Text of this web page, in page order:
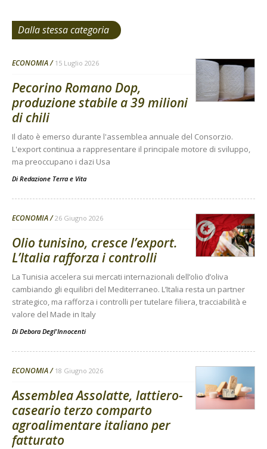
Dalla stessa categoria
ECONOMIA 15 Luglio 2026
Pecorino Romano Dop,
produzione stabile a 39 milioni
di chili
Il dato è emerso durante l'assemblea annuale del Consorzio.
L'export continua a rappresentare il principale motore di sviluppo,
ma preoccupano i dazi Usa
Di Redazione Terra e Vita
ECONOMIA 26 Giugno 2026
Olio tunisino, cresce l’export.
L’Italia rafforza i controlli
La Tunisia accelera sui mercati internazionali dell’olio d’oliva
cambiando gli equilibri del Mediterraneo. L’Italia resta un partner
strategico, ma rafforza i controlli per tutelare filiera, tracciabilità e
valore del Made in Italy
Di Debora Degl'Innocenti
ECONOMIA 18 Giugno 2026
Assemblea Assolatte, lattiero-
caseario terzo comparto
agroalimentare italiano per
fatturato